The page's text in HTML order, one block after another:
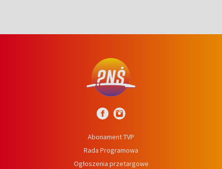
Abonament TVP
Rada Programowa
Ogłoszenia przetargowe